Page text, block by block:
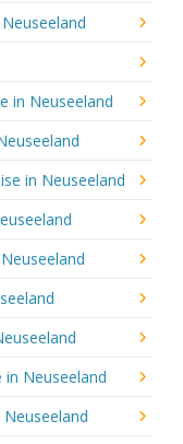
in Neuseeland
in Neuseeland
Neuseeland